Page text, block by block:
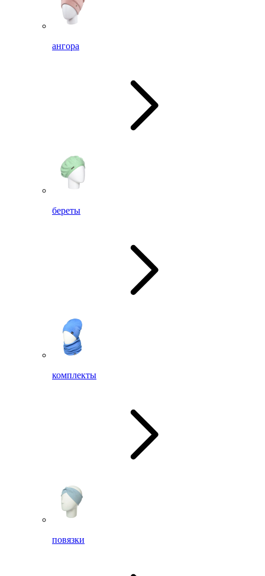
ангора
береты
комплекты
повязки